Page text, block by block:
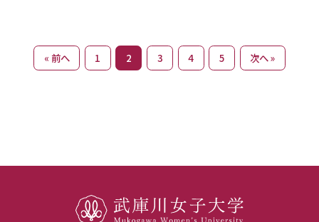
« 前へ 1 2 3 4 5 次へ »